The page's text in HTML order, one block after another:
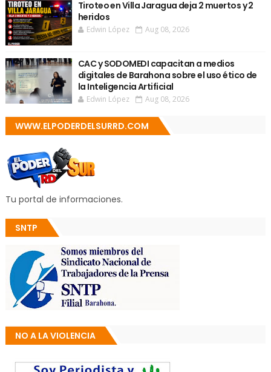
Tiroteo en Villa Jaragua deja 2 muertos y 2
heridos
Edwin López Aug 08, 2026
CAC y SODOMEDI capacitan a medios
digitales de Barahona sobre el uso ético de
la Inteligencia Artificial
Edwin López Aug 08, 2026
WWW.ELPODERDELSURRD.COM
Tu portal de informaciones.
SNTP
NO A LA VIOLENCIA